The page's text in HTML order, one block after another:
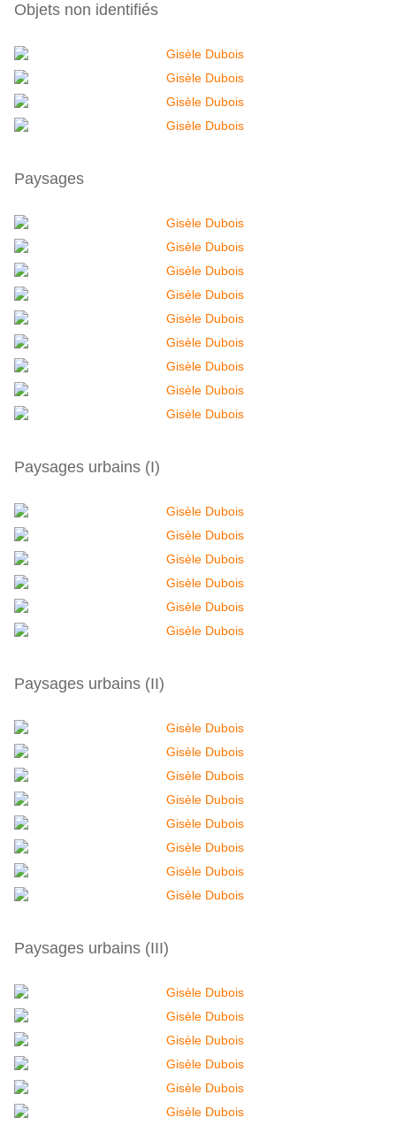
Objets non identifiés
Paysages
Paysages urbains (I)
Paysages urbains (II)
Paysages urbains (III)